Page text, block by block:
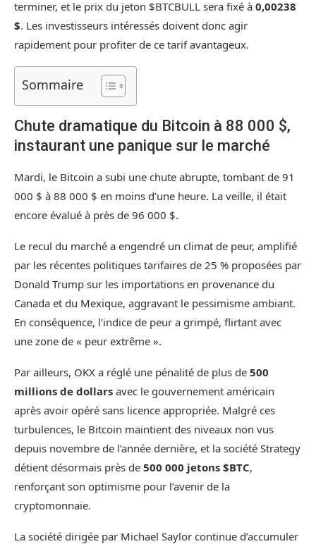
terminer, et le prix du jeton $BTCBULL sera fixé à 0,00238
$. Les investisseurs intéressés doivent donc agir
rapidement pour profiter de ce tarif avantageux.
Sommaire
Chute dramatique du Bitcoin à 88 000 $,
instaurant une panique sur le marché
Mardi, le Bitcoin a subi une chute abrupte, tombant de 91
000 $ à 88 000 $ en moins d’une heure. La veille, il était
encore évalué à près de 96 000 $.
Le recul du marché a engendré un climat de peur, amplifié
par les récentes politiques tarifaires de 25 % proposées par
Donald Trump sur les importations en provenance du
Canada et du Mexique, aggravant le pessimisme ambiant.
En conséquence, l’indice de peur a grimpé, flirtant avec
une zone de « peur extrême ».
Par ailleurs, OKX a réglé une pénalité de plus de 500
millions de dollars avec le gouvernement américain
après avoir opéré sans licence appropriée. Malgré ces
turbulences, le Bitcoin maintient des niveaux non vus
depuis novembre de l’année dernière, et la société Strategy
détient désormais près de 500 000 jetons $BTC,
renforçant son optimisme pour l’avenir de la
cryptomonnaie.
La société dirigée par Michael Saylor continue d’accumuler